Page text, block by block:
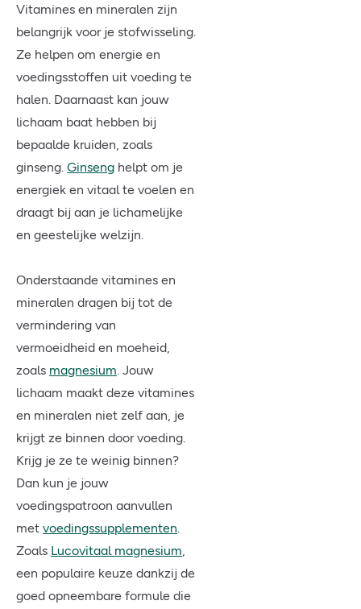
Vitamines en mineralen zijn
belangrijk voor je stofwisseling.
Ze helpen om energie en
voedingsstoffen uit voeding te
halen. Daarnaast kan jouw
lichaam baat hebben bij
bepaalde kruiden, zoals
ginseng. Ginseng helpt om je
energiek en vitaal te voelen en
draagt bij aan je lichamelijke
en geestelijke welzijn.
Onderstaande vitamines en
mineralen dragen bij tot de
vermindering van
vermoeidheid en moeheid,
zoals magnesium. Jouw
lichaam maakt deze vitamines
en mineralen niet zelf aan, je
krijgt ze binnen door voeding.
Krijg je ze te weinig binnen?
Dan kun je jouw
voedingspatroon aanvullen
met voedingssupplementen.
Zoals Lucovitaal magnesium,
een populaire keuze dankzij de
goed opneembare formule die